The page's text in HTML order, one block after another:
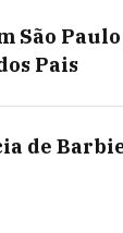
São
Pais
de